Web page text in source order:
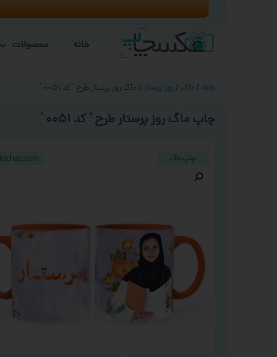
خانه محصولات
خانه / ماگ / روز پرستار / ماگ روز پرستار طرح ‘ کد ۰۰۵۱ ‘
چاپ ماگ روز پرستار طرح ‘ کد ۰۰۵۱ ‘